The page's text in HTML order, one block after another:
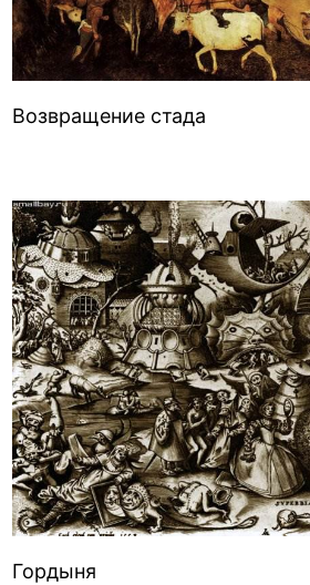
Возвращение стада
Гордыня